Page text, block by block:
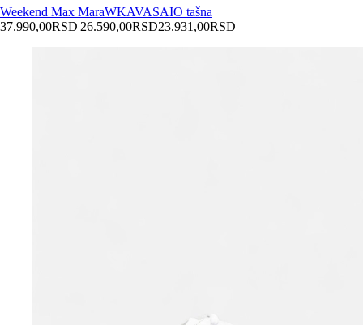
Weekend Max MaraWKAVASAIO tašna
37.990,00RSD|26.590,00RSD23.931,00RSD